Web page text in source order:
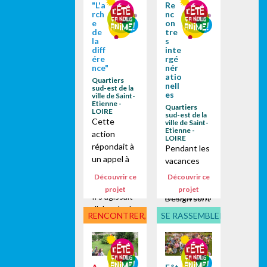
contexte...
écrivait
Gaston.
BACHELAR
D. C'est
dans cet
esprit que
l'équipe
d'animation
du centre...
Centres de
Loisirs des
Francas des
Alpes-de-
Haute-
Provence
s'investisse
nt dans le
cadre d’un
projet
nommé Eco-
pilote mené
par un
collectif de
associations
du Réseau
d’Acteurs
du
Développe
ment...
"L'a
rch
e
de
la
diff
ére
nce"
Quartiers
sud-est de la
ville de Saint-
Etienne -
LOIRE
Cette
action
répondait à
un appel à
projet lancé
par la DDCS.
Il s'agissait
d'aborder la
notion de
"différence"
à travers
Découvrir ce
projet
Re
nc
on
tre
s
inte
rgé
nér
atio
nell
es
Quartiers
sud-est de la
ville de Saint-
Etienne -
LOIRE
Pendant les
vacances
estivales,
des chaises
Design sont
prêtées par
la ville de
Saint-
Etienne au
centre
Découvrir ce
projet
RENCONTRER, DÉCOUVRIR
SE RASSEMBLER,